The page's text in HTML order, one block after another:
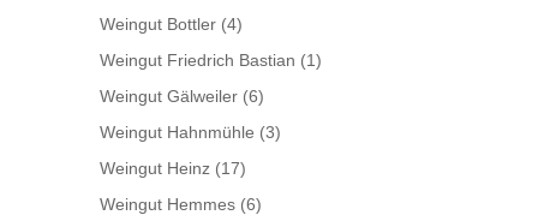
Weingut Bottler (4)
Weingut Friedrich Bastian (1)
Weingut Gälweiler (6)
Weingut Hahnmühle (3)
Weingut Heinz (17)
Weingut Hemmes (6)